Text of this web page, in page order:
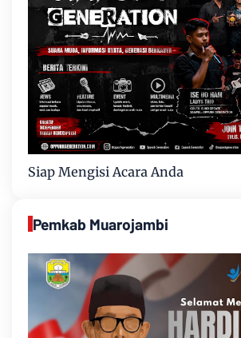
Siap Mengisi Acara Anda
Pemkab Muarojambi